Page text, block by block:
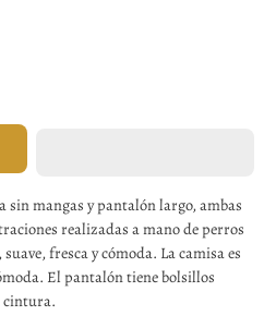
sin mangas y pantalón largo, ambas
realizadas a mano de perros
fresca y cómoda. La camisa es
El pantalón tiene bolsillos
cintura.